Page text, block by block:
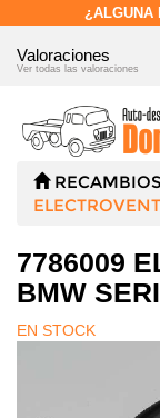
¿ALGUNA
Valoraciones
Ver todas las valoraciones
RECAMBIOS
7786009
BMW
EN STOCK